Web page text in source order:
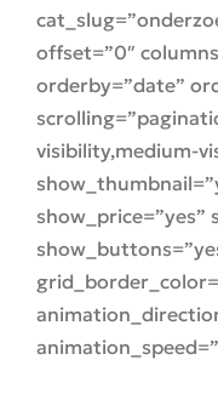
offset=”0″
orderby=”date”
visibility,medium-
show_price=”yes”